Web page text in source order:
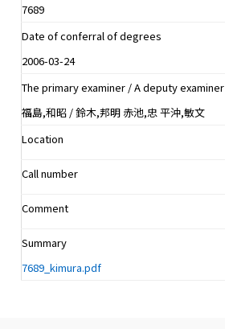
7689
Date of conferral of degrees
2006-03-24
The primary examiner / A deputy examiner
福島,和昭 / 鈴木,邦明 赤池,忠 平沖,敏文
Location
Call number
Comment
Summary
7689_kimura.pdf